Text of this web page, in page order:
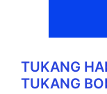
TUKANG
TUKANG